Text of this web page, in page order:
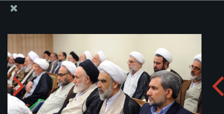
Ali Məqamlı Rəhbər Xubriqan Məclisinin sədri və
Məclisin beşinci mərhələsinə seçilmiş nümayəndələri ilə
görüşdü
Albomu yüklə: